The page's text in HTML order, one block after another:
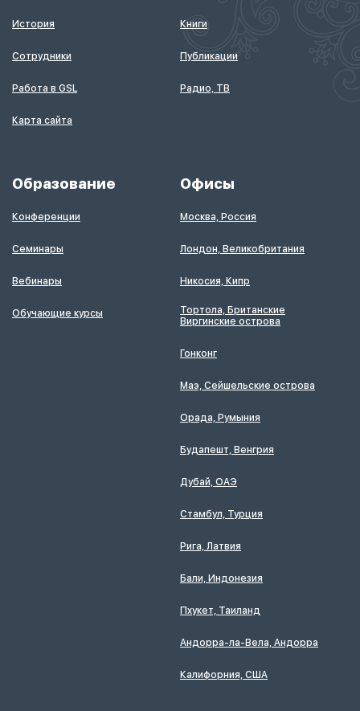
История
Сотрудники
Работа в GSL
Карта сайта
Книги
Публикации
Радио, ТВ
Образование
Конференции
Семинары
Вебинары
Обучающие курсы
Офисы
Москва, Россия
Лондон, Великобритания
Никосия, Кипр
Тортола, Британские
Виргинские острова
Гонконг
Маэ, Сейшельские острова
Орада, Румыния
Будапешт, Венгрия
Дубай, ОАЭ
Стамбул, Турция
Рига, Латвия
Бали, Индонезия
Пхукет, Таиланд
Андорра-ла-Вела, Андорра
Калифорния, США